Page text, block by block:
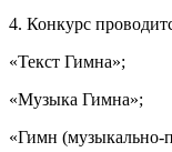
4. Конкурс
«Текст Гимна»;
«Музыка Гимна»;
«Гимн (музыкально-